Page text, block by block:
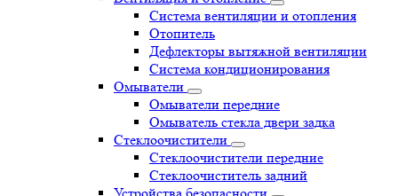
Система вентиляции и отопления
Отопитель
Дефлекторы вытяжной вентиляции
Система кондиционирования
Омыватели
Омыватели передние
Омыватель стекла двери задка
Стеклоочистители
Стеклоочистители передние
Стеклоочиститель задний